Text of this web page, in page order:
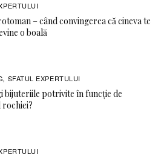
– când convingerea că cineva te
o boală
, SFATUL EXPERTULUI
bijuteriile potrivite în funcție de